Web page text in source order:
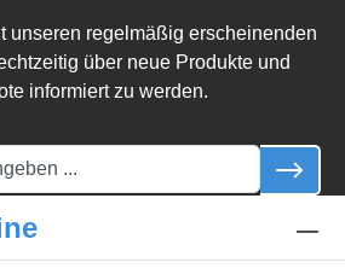
unseren regelmäßig erscheinenden
über neue Produkte und
informiert zu werden.